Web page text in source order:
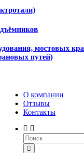
мостовых
путей)
О компании
Отзывы
Контакты